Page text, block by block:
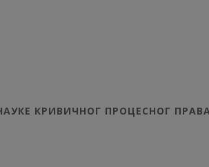
КРИВИЧНОГ ПРОЦЕСНОГ